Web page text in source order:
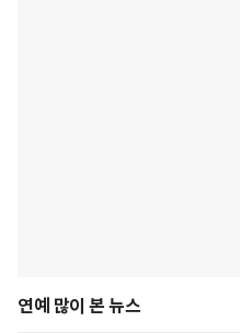
연예 많이 본 뉴스